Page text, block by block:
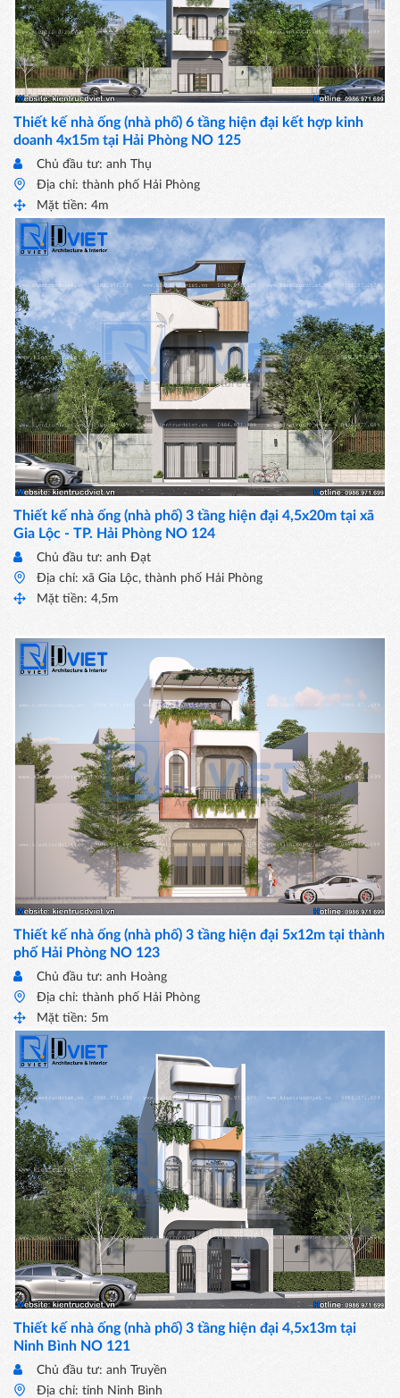
Thiết kế nhà ống (nhà phố) 6 tầng hiện đại kết hợp kinh
doanh 4x15m tại Hải Phòng NO 125
Chủ đầu tư: anh Thụ
Địa chỉ: thành phố Hải Phòng
Mặt tiền: 4m
Thiết kế nhà ống (nhà phố) 3 tầng hiện đại 4,5x20m tại xã
Gia Lộc - TP. Hải Phòng NO 124
Chủ đầu tư: anh Đạt
Địa chỉ: xã Gia Lộc, thành phố Hải Phòng
Mặt tiền: 4,5m
Thiết kế nhà ống (nhà phố) 3 tầng hiện đại 5x12m tại thành
phố Hải Phòng NO 123
Chủ đầu tư: anh Hoàng
Địa chỉ: thành phố Hải Phòng
Mặt tiền: 5m
Thiết kế nhà ống (nhà phố) 3 tầng hiện đại 4,5x13m tại
Ninh Bình NO 121
Chủ đầu tư: anh Truyền
Địa chỉ: tỉnh Ninh Bình